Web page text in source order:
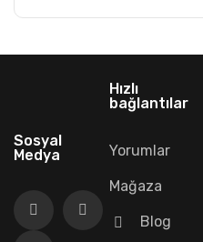
Sosyal
Medya
Hızlı
bağlantılar
Yorumlar
Mağaza
Blog